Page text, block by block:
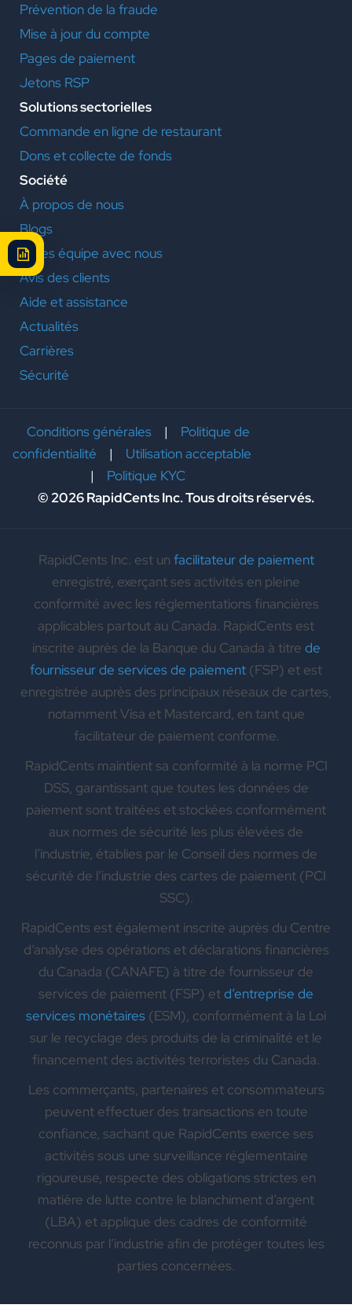
Prévention de la fraude
Mise à jour du compte
Pages de paiement
Jetons RSP
Solutions sectorielles
Commande en ligne de restaurant
Dons et collecte de fonds
Société
À propos de nous
Blogs
Faites équipe avec nous
Avis des clients
Aide et assistance
Actualités
Carrières
Sécurité
Conditions générales| Politique de
confidentialité | Utilisation acceptable
| Politique KYC
© 2026 RapidCents Inc. Tous droits réservés.
RapidCents Inc. est un facilitateur de paiement
enregistré, exerçant ses activités en pleine
conformité avec les réglementations financières
applicables partout au Canada. RapidCents est
inscrite auprès de la Banque du Canada à titre de
fournisseur de services de paiement (FSP) et est
enregistrée auprès des principaux réseaux de cartes,
notamment Visa et Mastercard, en tant que
facilitateur de paiement conforme.
RapidCents maintient sa conformité à la norme PCI
DSS, garantissant que toutes les données de
paiement sont traitées et stockées conformément
aux normes de sécurité les plus élevées de
l’industrie, établies par le Conseil des normes de
sécurité de l’industrie des cartes de paiement (PCI
SSC).
RapidCents est également inscrite auprès du Centre
d’analyse des opérations et déclarations financières
du Canada (CANAFE) à titre de fournisseur de
services de paiement (FSP) etd’entreprise de
services monétaires (ESM), conformément à la Loi
sur le recyclage des produits de la criminalité et le
financement des activités terroristes du Canada.
Les commerçants, partenaires et consommateurs
peuvent effectuer des transactions en toute
confiance, sachant que RapidCents exerce ses
activités sous une surveillance réglementaire
rigoureuse, respecte des obligations strictes en
matière de lutte contre le blanchiment d’argent
(LBA) et applique des cadres de conformité
reconnus par l’industrie afin de protéger toutes les
parties concernées.